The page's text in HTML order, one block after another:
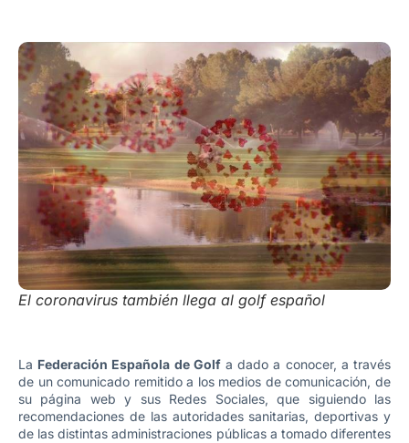
El coronavirus también llega al golf español
La Federación Española de Golfa dado a conocer, a través
de un comunicado remitido a los medios de comunicación, de
su página web y sus Redes Sociales, que siguiendo las
recomendaciones de las autoridades sanitarias, deportivas y
de las distintas administraciones públicas a tomado diferentes